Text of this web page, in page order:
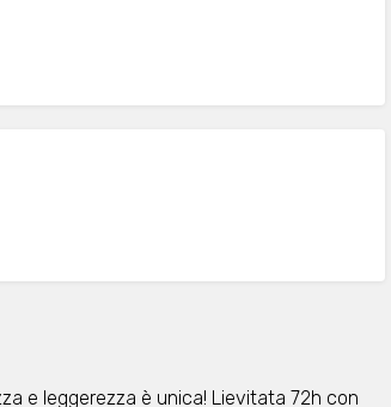
e leggerezza è unica! Lievitata 72h con